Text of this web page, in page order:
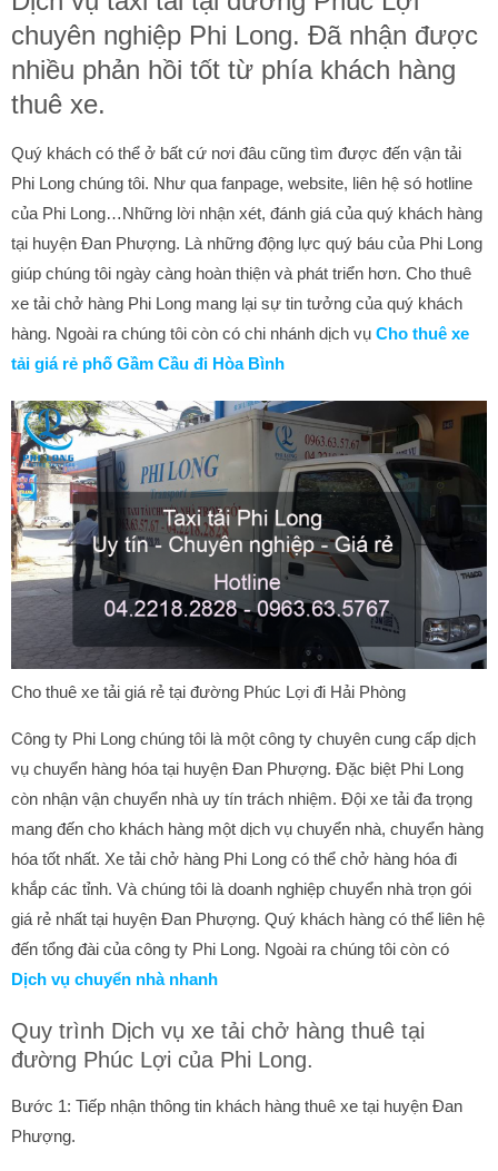
chuyên nghiệp Phi Long. Đã nhận được
nhiều phản hồi tốt từ phía khách hàng
thuê xe.
Quý khách có thể ở bất cứ nơi đâu cũng tìm được đến vận tải
Phi Long chúng tôi. Như qua fanpage, website, liên hệ só hotline
của Phi Long…Những lời nhận xét, đánh giá của quý khách hàng
tại huyện Đan Phượng. Là những động lực quý báu của Phi Long
giúp chúng tôi ngày càng hoàn thiện và phát triển hơn. Cho thuê
xe tải chở hàng Phi Long mang lại sự tin tưởng của quý khách
hàng. Ngoài ra chúng tôi còn có chi nhánh dịch vụ Cho thuê xe
tải giá rẻ phố Gầm Cầu đi Hòa Bình
Cho thuê xe tải giá rẻ tại đường Phúc Lợi đi Hải Phòng
Công ty Phi Long chúng tôi là một công ty chuyên cung cấp dịch
vụ chuyển hàng hóa tại huyện Đan Phượng. Đặc biệt Phi Long
còn nhận vận chuyển nhà uy tín trách nhiệm. Đội xe tải đa trọng
mang đến cho khách hàng một dịch vụ chuyển nhà, chuyển hàng
hóa tốt nhất. Xe tải chở hàng Phi Long có thể chở hàng hóa đi
khắp các tỉnh. Và chúng tôi là doanh nghiệp chuyển nhà trọn gói
giá rẻ nhất tại huyện Đan Phượng. Quý khách hàng có thể liên hệ
đến tổng đài của công ty Phi Long. Ngoài ra chúng tôi còn có
Dịch vụ chuyển nhà nhanh
Quy trình Dịch vụ xe tải chở hàng thuê tại
đường Phúc Lợi của Phi Long.
Bước 1: Tiếp nhận thông tin khách hàng thuê xe tại huyện Đan
Phượng.